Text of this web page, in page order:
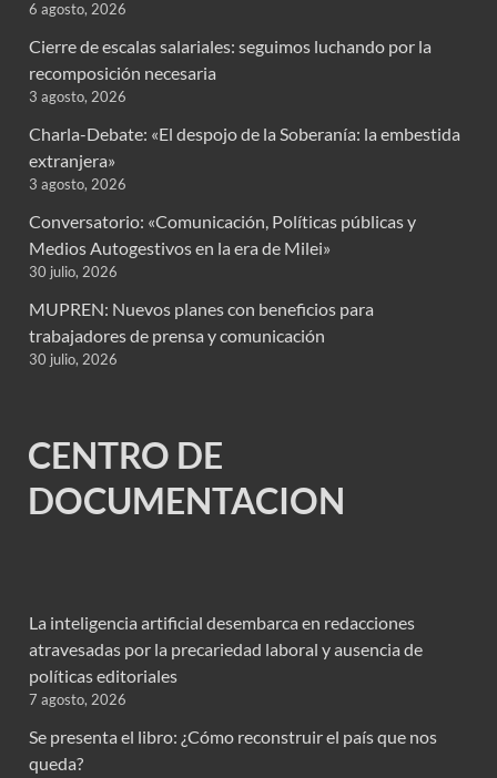
6 agosto, 2026
Cierre de escalas salariales: seguimos luchando por la
recomposición necesaria
3 agosto, 2026
Charla-Debate: «El despojo de la Soberanía: la embestida
extranjera»
3 agosto, 2026
Conversatorio: «Comunicación, Políticas públicas y
Medios Autogestivos en la era de Milei»
30 julio, 2026
MUPREN: Nuevos planes con beneficios para
trabajadores de prensa y comunicación
30 julio, 2026
CENTRO DE
DOCUMENTACION
La inteligencia artificial desembarca en redacciones
atravesadas por la precariedad laboral y ausencia de
políticas editoriales
7 agosto, 2026
Se presenta el libro: ¿Cómo reconstruir el país que nos
queda?